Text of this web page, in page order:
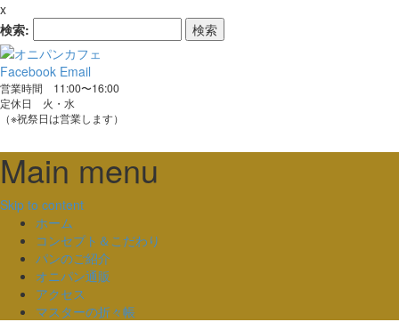
x
検索:
Facebook Email
営業時間 11:00〜16:00
定休日 火・水
（※祝祭日は営業します）
Main menu
Skip to content
ホーム
コンセプト＆こだわり
パンのご紹介
オニパン通販
アクセス
マスターの折々帳